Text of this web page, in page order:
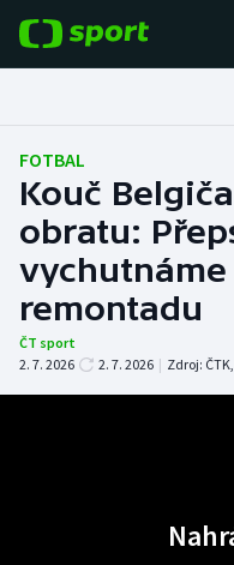
Fotbal
Hokej
Tenis
Atletika
FOTBAL
Kouč
obratu:
remontadu
ČT sport
2. 7. 2026
2. 7. 2026 | Zdroj: ČTK,